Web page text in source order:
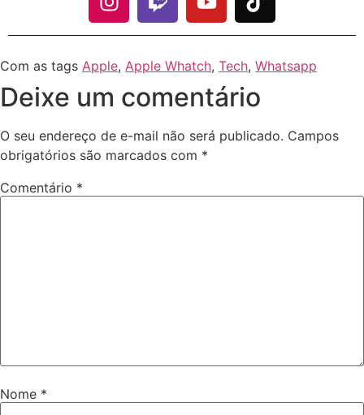
Com as tags Apple, Apple Whatch, Tech, Whatsapp
Deixe um comentário
O seu endereço de e-mail não será publicado. Campos
obrigatórios são marcados com *
Comentário *
Nome *